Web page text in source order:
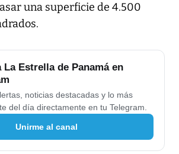
una superficie de 4.500
La Estrella de Panamá en
noticias destacadas y lo más
del día directamente en tu Telegram.
Unirme al canal